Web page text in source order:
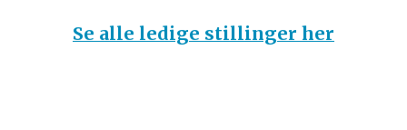
Se alle ledige stillinger her